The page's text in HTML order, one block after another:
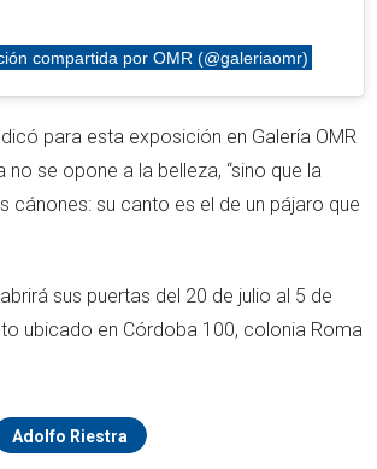
compartida por OMR (@galeriaomr)
para esta exposición en Galería OMR
no se opone a la belleza, “sino que la
cánones: su canto es el de un pájaro que
sus puertas del 20 de julio al 5 de
ubicado en Córdoba 100, colonia Roma
Adolfo Riestra